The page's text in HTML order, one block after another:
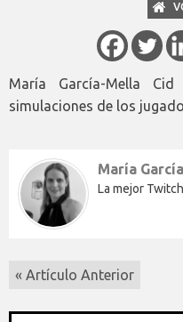
María García-Mella
simulaciones de los
María
La mejor
« Artículo Anterior